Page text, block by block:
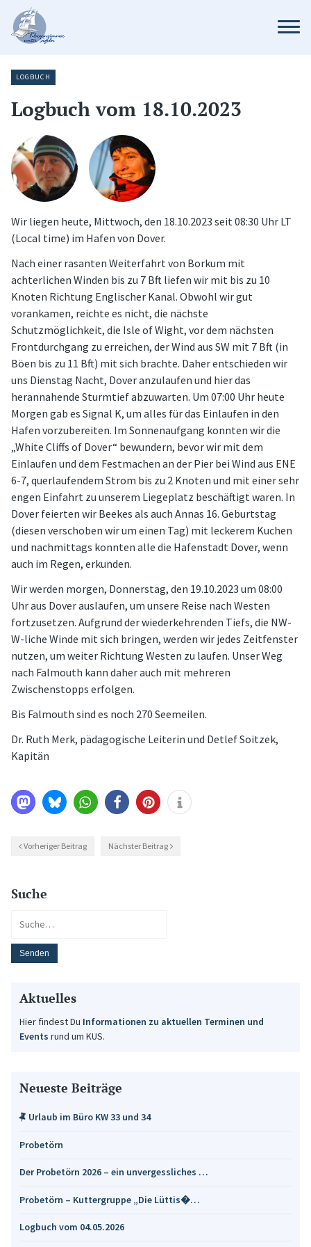
LOGBUCH
Logbuch vom 18.10.2023
Wir liegen heute, Mittwoch, den 18.10.2023 seit 08:30 Uhr LT
(Local time) im Hafen von Dover.
Nach einer rasanten Weiterfahrt von Borkum mit
achterlichen Winden bis zu 7 Bft liefen wir mit bis zu 10
Knoten Richtung Englischer Kanal. Obwohl wir gut
vorankamen, reichte es nicht, die nächste
Schutzmöglichkeit, die Isle of Wight, vor dem nächsten
Frontdurchgang zu erreichen, der Wind aus SW mit 7 Bft (in
Böen bis zu 11 Bft) mit sich brachte. Daher entschieden wir
uns Dienstag Nacht, Dover anzulaufen und hier das
herannahende Sturmtief abzuwarten. Um 07:00 Uhr heute
Morgen gab es Signal K, um alles für das Einlaufen in den
Hafen vorzubereiten. Im Sonnenaufgang konnten wir die
„White Cliffs of Dover“ bewundern, bevor wir mit dem
Einlaufen und dem Festmachen an der Pier bei Wind aus ENE
6-7, querlaufendem Strom bis zu 2 Knoten und mit einer sehr
engen Einfahrt zu unserem Liegeplatz beschäftigt waren. In
Dover feierten wir Beekes als auch Annas 16. Geburtstag
(diesen verschoben wir um einen Tag) mit leckerem Kuchen
und nachmittags konnten alle die Hafenstadt Dover, wenn
auch im Regen, erkunden.
Wir werden morgen, Donnerstag, den 19.10.2023 um 08:00
Uhr aus Dover auslaufen, um unsere Reise nach Westen
fortzusetzen. Aufgrund der wiederkehrenden Tiefs, die NW-
W-liche Winde mit sich bringen, werden wir jedes Zeitfenster
nutzen, um weiter Richtung Westen zu laufen. Unser Weg
nach Falmouth kann daher auch mit mehreren
Zwischenstopps erfolgen.
Bis Falmouth sind es noch 270 Seemeilen.
Dr. Ruth Merk, pädagogische Leiterin und Detlef Soitzek,
Kapitän
Vorheriger Beitrag Nächster Beitrag
Suche
Aktuelles
Hier findest Du Informationen zu aktuellen Terminen und
Events rund um KUS.
Neueste Beiträge
Urlaub im Büro KW 33 und 34
Probetörn
Der Probetörn 2026 – ein unvergessliches …
Probetörn – Kuttergruppe „Die Lüttis�…
Logbuch vom 04.05.2026